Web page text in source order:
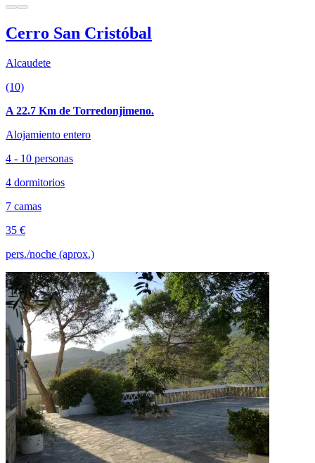
Cerro San Cristóbal
Alcaudete
(10)
A 22.7 Km de Torredonjimeno.
Alojamiento entero
4 - 10 personas
4 dormitorios
7 camas
35 €
pers./noche (aprox.)